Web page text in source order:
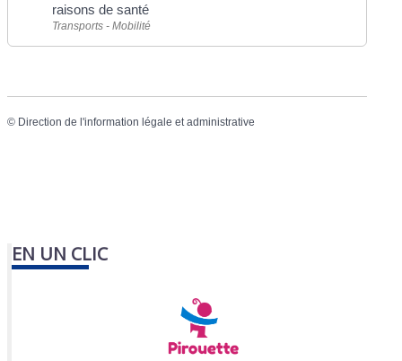
raisons de santé
Transports - Mobilité
© Direction de l'information légale et administrative
EN UN CLIC